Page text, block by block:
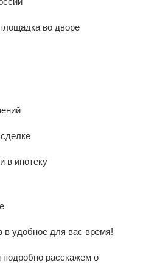
во дворе
в ипотеку
в удобное для вас время!
расскажем о